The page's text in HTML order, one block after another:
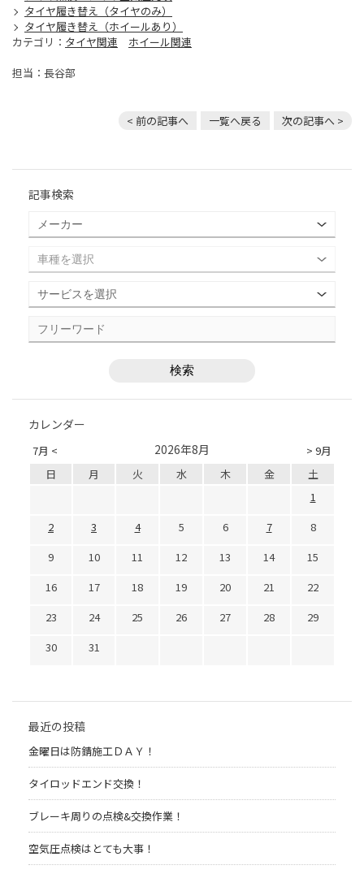
タイヤ履き替え（タイヤのみ）
タイヤ履き替え（ホイールあり）
カテゴリ： タイヤ関連
ホイール関連
担当：長谷部
< 前の記事へ 一覧へ戻る 次の記事へ >
記事検索
カレンダー
7月 < > 9月
2026年8月
日 月 火 水 木 金
土
1
2
3 4 5 6 7
8
9
10 11 12 13 14
15
16
17 18 19 20 21
22
23
24 25 26 27 28
29
30
31
最近の投稿
金曜日は防錆施工ＤＡＹ！
タイロッドエンド交換！
ブレーキ周りの点検&交換作業！
空気圧点検はとても大事！